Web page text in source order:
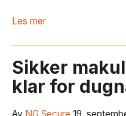
Les mer
Sikker
klar for